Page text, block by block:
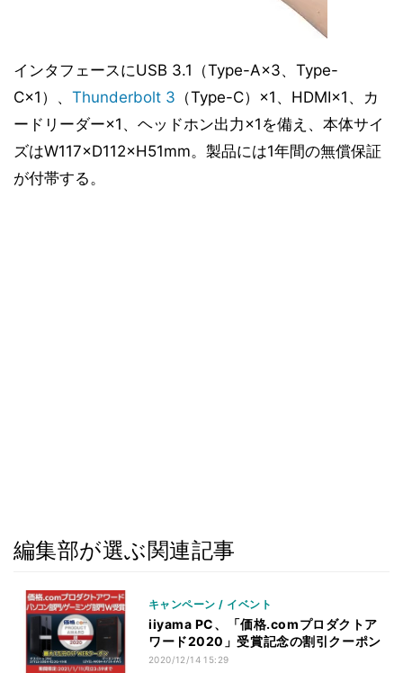
インタフェースにUSB 3.1（Type-A×3、Type-
C×1）、 Thunderbolt 3 （Type-C）×1、HDMI×1、カ
ードリーダー×1、ヘッドホン出力×1を備え、本体サイ
ズはW117×D112×H51mm。製品には1年間の無償保証
が付帯する。
編集部が選ぶ関連記事
キャンペーン / イベント
iiyama PC、「価格.comプロダクトア
ワード2020」受賞記念の割引クーポン
2020/12/14 15:29